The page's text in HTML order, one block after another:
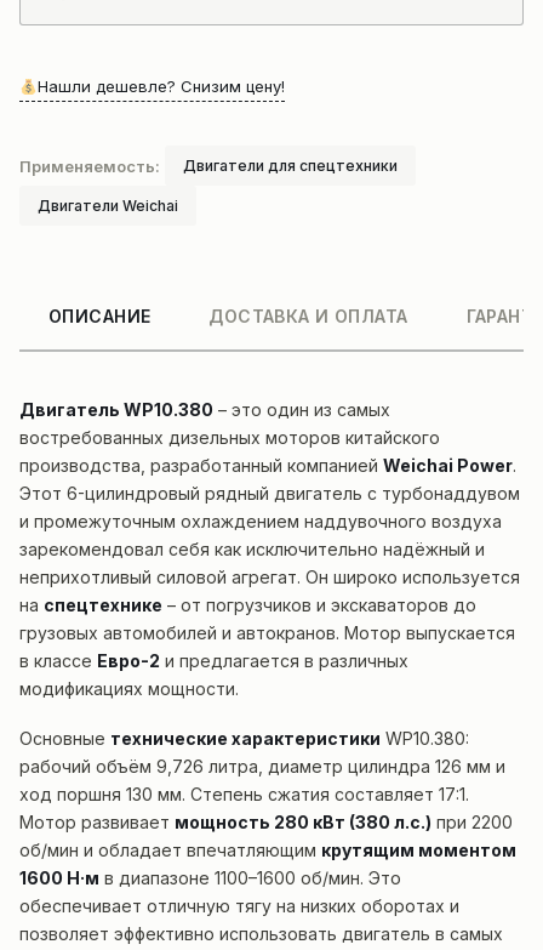
Нашли дешевле? Снизим цену!
Применяемость: Двигатели для спецтехники
Двигатели Weichai
ОПИСАНИЕ ДОСТАВКА И ОПЛАТА
Двигатель WP10.380 – это один из самых
востребованных дизельных моторов китайского
производства, разработанный компанией Weichai Power.
Этот 6-цилиндровый рядный двигатель с турбонаддувом
и промежуточным охлаждением наддувочного воздуха
зарекомендовал себя как исключительно надёжный и
неприхотливый силовой агрегат. Он широко используется
на спецтехнике – от погрузчиков и экскаваторов до
грузовых автомобилей и автокранов. Мотор выпускается
в классе Евро-2 и предлагается в различных
модификациях мощности.
Основные технические характеристики WP10.380:
рабочий объём 9,726 литра, диаметр цилиндра 126 мм и
ход поршня 130 мм. Степень сжатия составляет 17:1.
Мотор развивает мощность 280 кВт (380 л.с.) при 2200
об/мин и обладает впечатляющим крутящим моментом
1600 Н·м в диапазоне 1100–1600 об/мин. Это
обеспечивает отличную тягу на низких оборотах и
позволяет эффективно использовать двигатель в самых